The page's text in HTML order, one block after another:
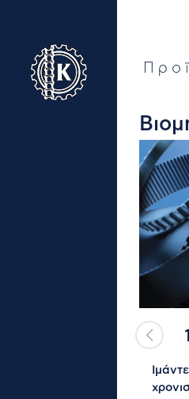
Take a virtual tour of
1